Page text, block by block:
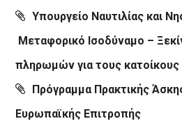
Υπουργείο Ναυτιλίας και
Μεταφορικό Ισοδύναμο –
πληρωμών για τους
Πρόγραμμα Πρακτικής
Ευρωπαϊκής Επιτροπής